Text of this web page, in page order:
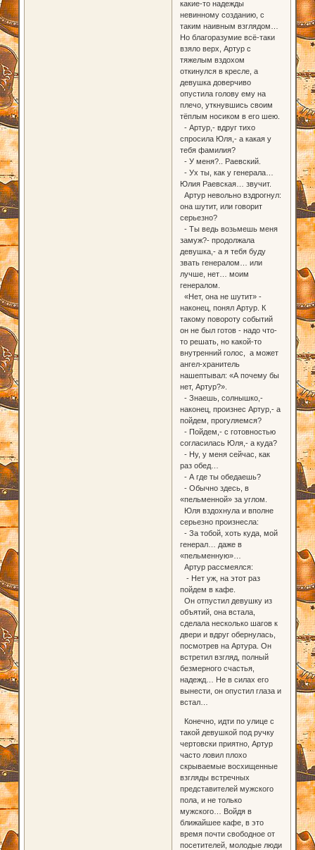
какие-то надежды
невинному созданию, с
таким наивным взглядом…
Но благоразумие всё-таки
взяло верх, Артур с
тяжелым вздохом
откинулся в кресле, а
девушка доверчиво
опустила голову ему на
плечо, уткнувшись своим
тёплым носиком в его шею.
- Артур,- вдруг тихо
спросила Юля,- а какая у
тебя фамилия?
- У меня?.. Раевский.
- Ух ты, как у генерала…
Юлия Раевская… звучит.
Артур невольно вздрогнул:
она шутит, или говорит
серьезно?
- Ты ведь возьмешь меня
замуж?- продолжала
девушка,- а я тебя буду
звать генералом… или
лучше, нет… моим
генералом.
«Нет, она не шутит» -
наконец, понял Артур. К
такому повороту событий
он не был готов - надо что-
то решать, но какой-то
внутренний голос, а может
ангел-хранитель
нашептывал: «А почему бы
нет, Артур?».
- Знаешь, солнышко,-
наконец, произнес Артур,- а
пойдем, прогуляемся?
- Пойдем,- с готовностью
согласилась Юля,- а куда?
- Ну, у меня сейчас, как
раз обед…
- А где ты обедаешь?
- Обычно здесь, в
«пельменной» за углом.
Юля вздохнула и вполне
серьезно произнесла:
- За тобой, хоть куда, мой
генерал… даже в
«пельменную»…
Артур рассмеялся:
- Нет уж, на этот раз
пойдем в кафе.
Он отпустил девушку из
объятий, она встала,
сделала несколько шагов к
двери и вдруг обернулась,
посмотрев на Артура. Он
встретил взгляд, полный
безмерного счастья,
надежд… Не в силах его
вынести, он опустил глаза и
встал…
Конечно, идти по улице с
такой девушкой под ручку
чертовски приятно, Артур
часто ловил плохо
скрываемые восхищенные
взгляды встречных
представителей мужского
пола, и не только
мужского… Войдя в
ближайшее кафе, в это
время почти свободное от
посетителей, молодые люди